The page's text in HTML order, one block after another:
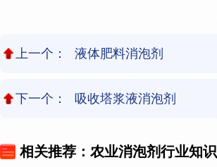
上一个： 液体肥料消泡剂
下一个： 吸收塔浆液消泡剂
相关推荐：农业消泡剂行业知识